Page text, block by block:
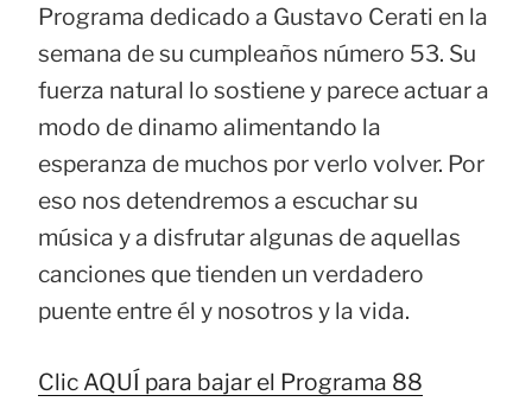
Programa dedicado a Gustavo Cerati en la
semana de su cumpleaños número 53. Su
fuerza natural lo sostiene y parece actuar a
modo de dinamo alimentando la
esperanza de muchos por verlo volver. Por
eso nos detendremos a escuchar su
música y a disfrutar algunas de aquellas
canciones que tienden un verdadero
puente entre él y nosotros y la vida.
Clic AQUÍ para bajar el Programa 88